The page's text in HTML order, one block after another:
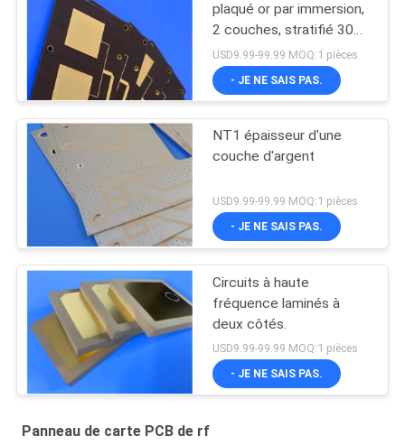
plaqué or par immersion,
2 couches, stratifié 30mil
pour circuits RF
USD9.99-99.99 MOQ:1 pièces
- JE NE SAIS PAS.
NT1 épaisseur d'une
couche d'argent
USD9.99-99.99 MOQ:1 pièces
- JE NE SAIS PAS.
Circuits à haute
fréquence laminés à
deux côtés.
USD9.99-99.99 MOQ:1 pièces
- JE NE SAIS PAS.
Panneau de carte PCB de rf